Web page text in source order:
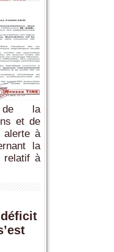
de la
et de
alerte à
la
relatif à